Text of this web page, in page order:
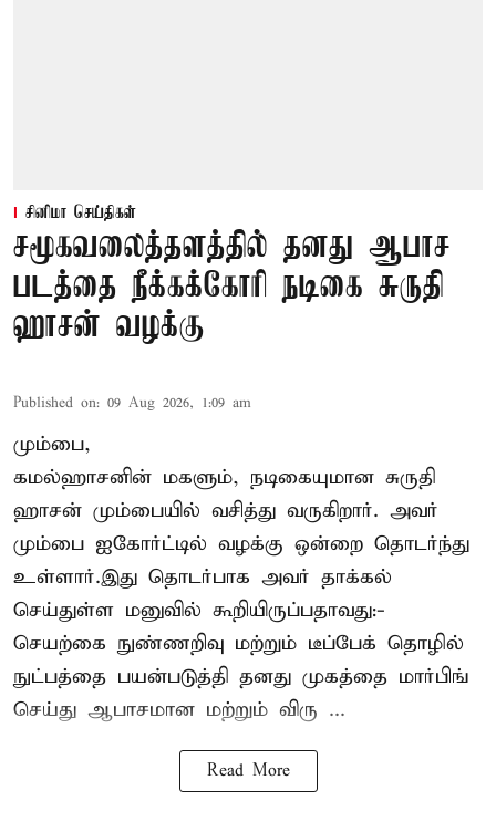
சினிமா செய்திகள்
சமூகவலைத்தளத்தில் தனது ஆபாச
படத்தை நீக்கக்கோரி நடிகை சுருதி
ஹாசன் வழக்கு
Published on: 09 Aug 2026, 1:09 am
மும்பை,
கமல்ஹாசனின் மகளும், நடிகையுமான சுருதி
ஹாசன் மும்பையில் வசித்து வருகிறார். அவர்
மும்பை ஐகோர்ட்டில் வழக்கு ஒன்றை தொடர்ந்து
உள்ளார்.இது தொடர்பாக அவர் தாக்கல்
செய்துள்ள மனுவில் கூறியிருப்பதாவது:-
செயற்கை நுண்ணறிவு மற்றும் டீப்பேக் தொழில்
நுட்பத்தை பயன்படுத்தி தனது முகத்தை மார்பிங்
செய்து ஆபாசமான மற்றும் விரு ...
Read More